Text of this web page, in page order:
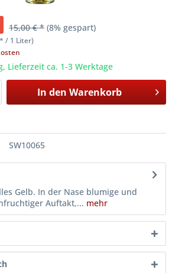
15,00 € * (8% gespart)
/ 1 Liter)
Lieferzeit ca. 1-3 Werktage
In den Warenkorb
SW10065
Gelb. In der Nase blumige und
Auftakt,... mehr